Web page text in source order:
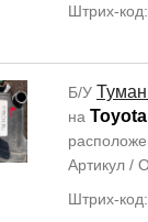
Штрих-
Б/У
на Toyota
Артикул /
Штрих-